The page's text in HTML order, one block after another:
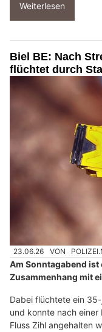
Weiterlesen
Biel BE: Nach
flüchtet durch
23.06.26 VON
Am Sonntagabend ist
Zusammenhang mit
Dabei flüchtete ein
und konnte nach
Fluss Zihl angehalten